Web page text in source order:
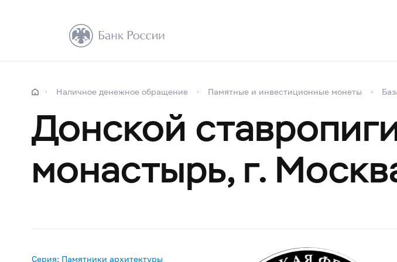
Наличное денежное обращение Памятные и инвестиционные монеты
Донской
монастырь, г.
Серия: Памятники архитектуры